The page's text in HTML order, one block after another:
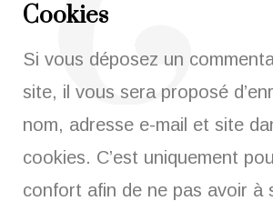
Cookies
Si vous déposez un
site, il vous sera proposé
nom, adresse e-mail et site
cookies. C’est uniquement
confort afin de ne pas avoir à